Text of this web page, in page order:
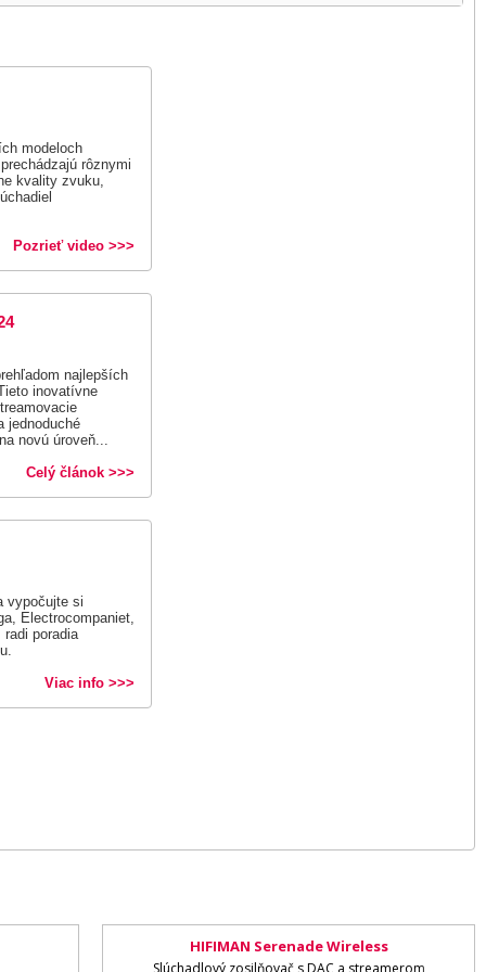
modeloch
rôznymi
kvality zvuku,
Pozrieť video >>>
najlepších
inovatívne
jednoduché
novú úroveň...
Celý článok >>>
vypočujte si
Electrocompaniet,
poradia
Viac info >>>
HIFIMAN Serenade Wireless